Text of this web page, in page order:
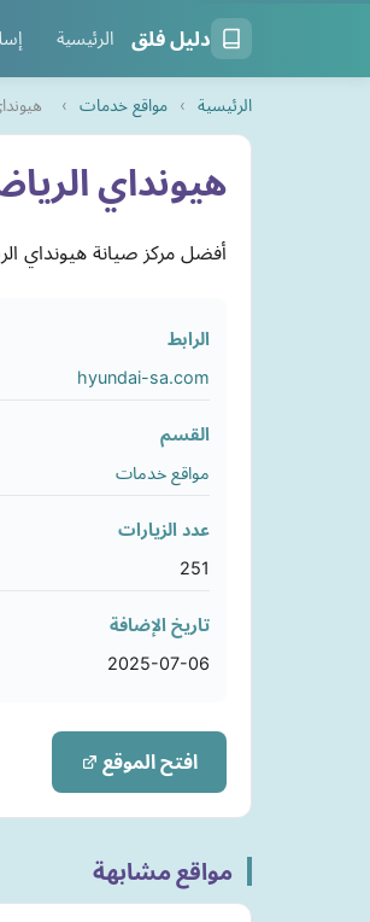
دليل فلق الرئيسية
الرئيسية › مواقع خدمات ›
هيونداي
أفضل مركز صيانة هيونداي
الرابط
hyundai-sa.com
القسم
مواقع خدمات
عدد الزيارات
251
تاريخ الإضافة
2025-07-06
افتح الموقع
مواقع مشابهة